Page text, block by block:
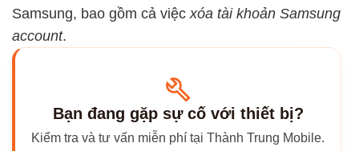
Samsung, bao gồm cả việc xóa tài khoản Samsung
account.
Bạn đang gặp sự cố với thiết bị?
Kiểm tra và tư vấn miễn phí tại Thành Trung Mobile.